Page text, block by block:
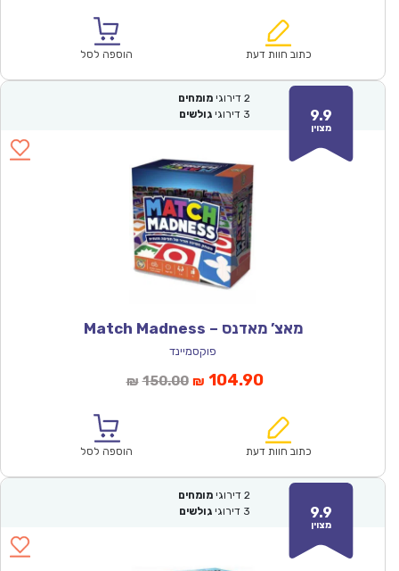
₪60.00.
הוא:
כתוב חוות דעת הוספה לסל
9.9
מצוין
2 דירוגי מומחים
3 דירוגי גולשים
מאצ’ מאדנס – Match Madness
פוקסמיינד
₪ 150.00המחיר
₪150.00.
₪ 104.90המחיר
הוא:
כתוב חוות דעת הוספה לסל
9.9
מצוין
2 דירוגי מומחים
3 דירוגי גולשים